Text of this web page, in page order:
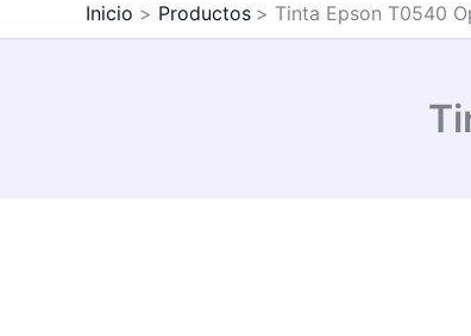
Inicio Productos Tinta Epson T0540